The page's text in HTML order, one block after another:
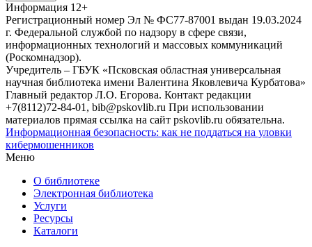
Информация 12+
Регистрационный номер Эл № ФС77-87001 выдан 19.03.2024
г. Федеральной службой по надзору в сфере связи,
информационных технологий и массовых коммуникаций
(Роскомнадзор).
Учредитель – ГБУК «Псковская областная универсальная
научная библиотека имени Валентина Яковлевича Курбатова»
Главный редактор Л.О. Егорова. Контакт редакции
+7(8112)72-84-01, bib@pskovlib.ru При использовании
материалов прямая ссылка на сайт pskovlib.ru обязательна.
Информационная безопасность: как не поддаться на уловки
кибермошенников
Меню
О библиотеке
Электронная библиотека
Услуги
Ресурсы
Каталоги